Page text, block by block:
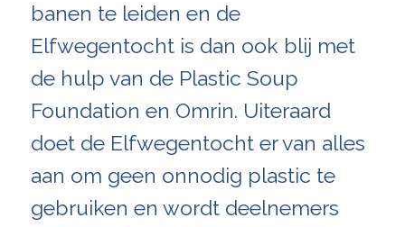
banen te leiden en de
Elfwegentocht is dan ook blij met
de hulp van de Plastic Soup
Foundation en Omrin. Uiteraard
doet de Elfwegentocht er van alles
aan om geen onnodig plastic te
gebruiken en wordt deelnemers